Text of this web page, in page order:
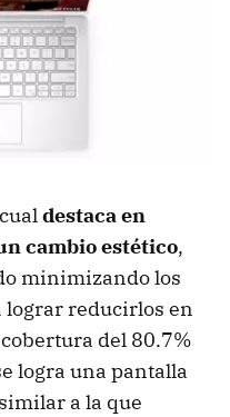
destaca en
cambio estético,
minimizando los
lograr reducirlos en
del 80.7%
logra una pantalla
a la que